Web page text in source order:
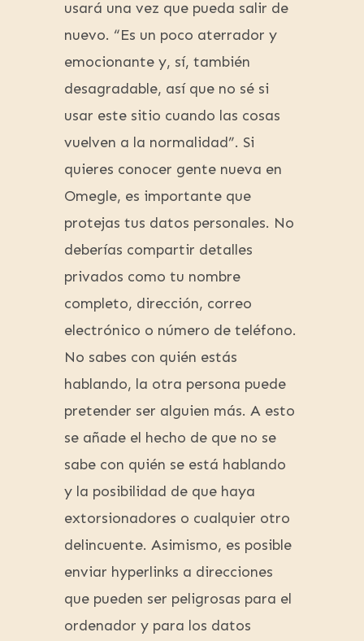
usará una vez que pueda salir de
nuevo. “Es un poco aterrador y
emocionante y, sí, también
desagradable, así que no sé si
usar este sitio cuando las cosas
vuelven a la normalidad”. Si
quieres conocer gente nueva en
Omegle, es importante que
protejas tus datos personales. No
deberías compartir detalles
privados como tu nombre
completo, dirección, correo
electrónico o número de teléfono.
No sabes con quién estás
hablando, la otra persona puede
pretender ser alguien más. A esto
se añade el hecho de que no se
sabe con quién se está hablando
y la posibilidad de que haya
extorsionadores o cualquier otro
delincuente. Asimismo, es posible
enviar hyperlinks a direcciones
que pueden ser peligrosas para el
ordenador y para los datos